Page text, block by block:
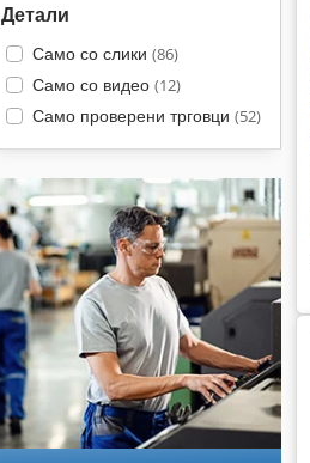
Детали
Само со слики (86)
Само со видео (12)
Само проверени трговци (52)